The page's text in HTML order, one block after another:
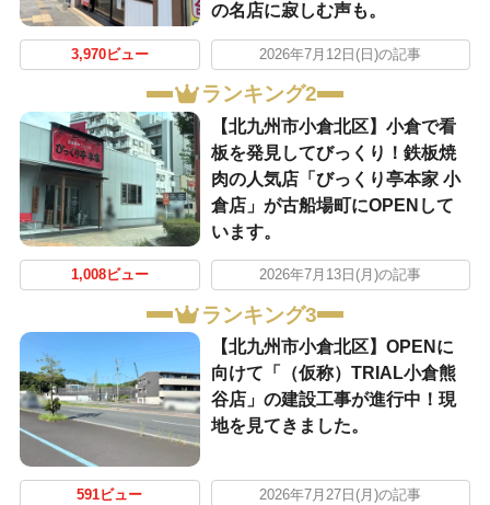
の名店に寂しむ声も。
3,970ビュー 2026年7月12日(日)の記事
ランキング2
【北九州市小倉北区】小倉で看
板を発見してびっくり！鉄板焼
肉の人気店「びっくり亭本家 小
倉店」が古船場町にOPENして
います。
1,008ビュー 2026年7月13日(月)の記事
ランキング3
【北九州市小倉北区】OPENに
向けて「（仮称）TRIAL小倉熊
谷店」の建設工事が進行中！現
地を見てきました。
591ビュー 2026年7月27日(月)の記事